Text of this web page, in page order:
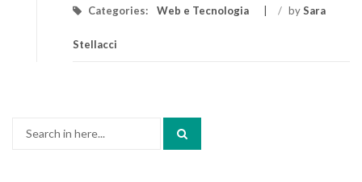
Categories: Web e Tecnologia / bySara
Stellacci